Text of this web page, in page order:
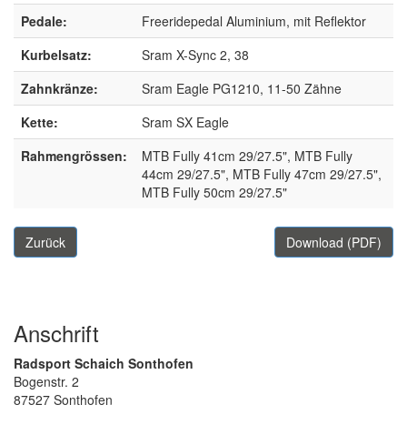
Pedale:
Freeridepedal Aluminium, mit Reflektor
Kurbelsatz:
Sram X-Sync 2, 38
Zahnkränze:
Sram Eagle PG1210, 11-50 Zähne
Kette:
Sram SX Eagle
Rahmengrössen:
MTB Fully 41cm 29/27.5", MTB Fully
44cm 29/27.5", MTB Fully 47cm 29/27.5",
MTB Fully 50cm 29/27.5"
Zurück Download (PDF)
Anschrift
Radsport Schaich Sonthofen
Bogenstr. 2
87527 Sonthofen